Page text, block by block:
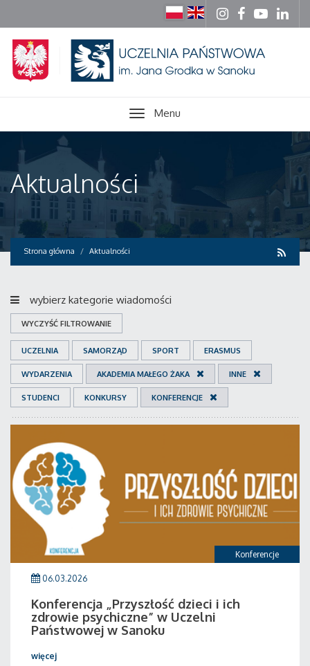
Menu
Aktualności
Strona główna Aktualności
wybierz kategorie wiadomości
WYCZYŚĆ FILTROWANIE
UCZELNIA SAMORZĄD SPORT ERASMUS
WYDARZENIA AKADEMIA MAŁEGO ŻAKA INNE
STUDENCI KONKURSY KONFERENCJE
Konferencje
06.03.2026
Konferencja „Przyszłość dzieci i ich
zdrowie psychiczne” w Uczelni
Państwowej w Sanoku
więcej